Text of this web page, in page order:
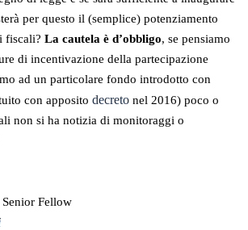
per questo il (semplice) potenziamento
fiscali?La cautela è d’obbligo, se pensiamo
di incentivazione della partecipazione
ad un particolare fondo introdotto con
con appositodecreto nel 2016) poco o
non si ha notizia di monitoraggi o
Fellow